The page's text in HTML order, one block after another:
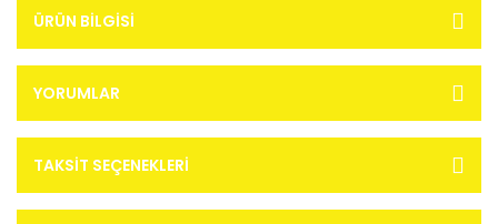
ÜRÜN BILGISI
YORUMLAR
TAKSIT SEÇENEKLERI